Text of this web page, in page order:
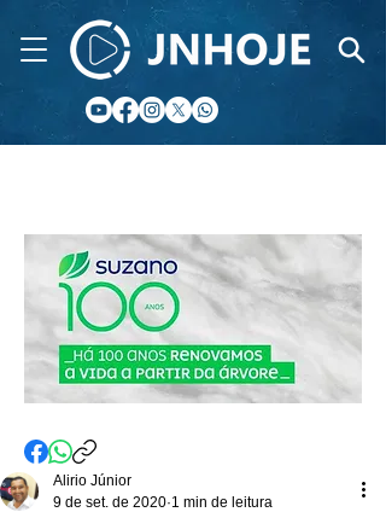
Alirio Júnior
9 de set. de 2020 1 min de leitura